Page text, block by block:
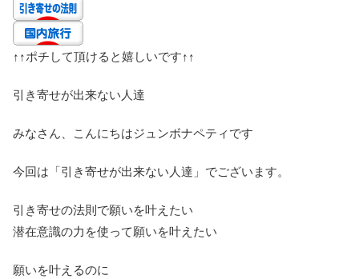
↑↑ポチして頂けると嬉しいです↑↑
引き寄せが出来ない人達
みなさん、こんにちはジュンボナペティです
今回は「引き寄せが出来ない人達」でございます。
引き寄せの法則で願いを叶えたい
潜在意識の力を使って願いを叶えたい
願いを叶えるのに